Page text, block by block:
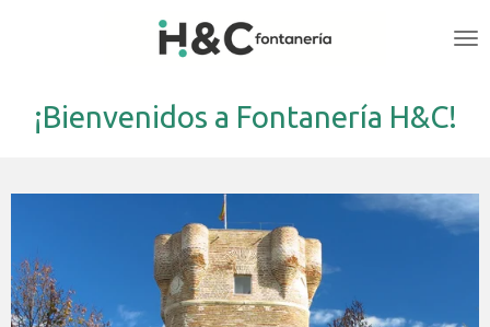
principal
¡Bienvenidos a Fontanería H&C!